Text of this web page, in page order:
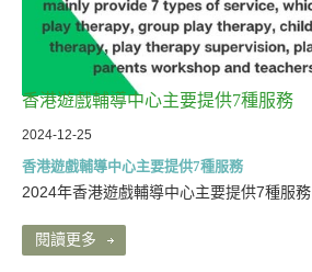
香港遊戲輔導中心主要提供7種服務
2024-12-25
香港遊戲輔導中心主要提供7種服務
2024年香港遊戲輔導中心主要提供7種服務
閱讀更多